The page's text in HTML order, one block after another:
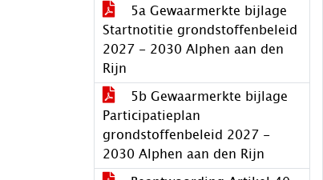
5a Gewaarmerkte bijlage
Startnotitie grondstoffenbeleid
2027 - 2030 Alphen aan den
Rijn
5b Gewaarmerkte bijlage
Participatieplan
grondstoffenbeleid 2027 -
2030 Alphen aan den Rijn